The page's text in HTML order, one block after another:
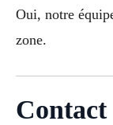
Oui, notre
zone.